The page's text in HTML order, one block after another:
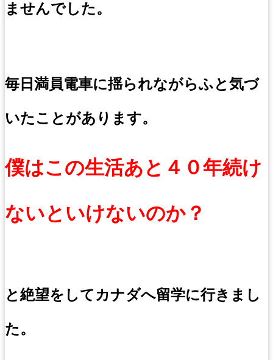
ませんでした。
毎日満員電車に揺られながらふと気づ
いたことがあります。
僕はこの生活あと４０年続け
ないといけないのか？
と絶望をしてカナダへ留学に行きまし
た。